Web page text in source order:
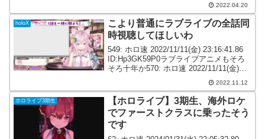
2022.04.20
holoX
こより普通にラブライブの全話同
時視聴してほしいわ
549: ホロ速 2022/11/11(金) 23:16:41.86
ID:Hp3GK59P0ラブライブアニメもそろ
そろ十年か570: ホロ速 2022/11/11(金)
23:18:14.86 ID:5lmXCqET0ラブライブな
2022.11.12
ホロライブ3期生
【ホロライブ】3期生、海外ロケ
でファーストクラスに乗ったそう
です